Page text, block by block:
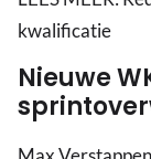
kwalificatie
Nieuwe